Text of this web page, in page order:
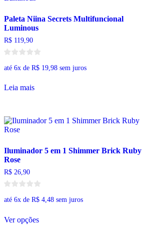
Paleta Niina Secrets Multifuncional
Luminous
R$ 119,90
até 6x de R$ 19,98 sem juros
Leia mais
Iluminador 5 em 1 Shimmer Brick Ruby
Rose
R$ 26,90
até 6x de R$ 4,48 sem juros
Ver opçõesproduto